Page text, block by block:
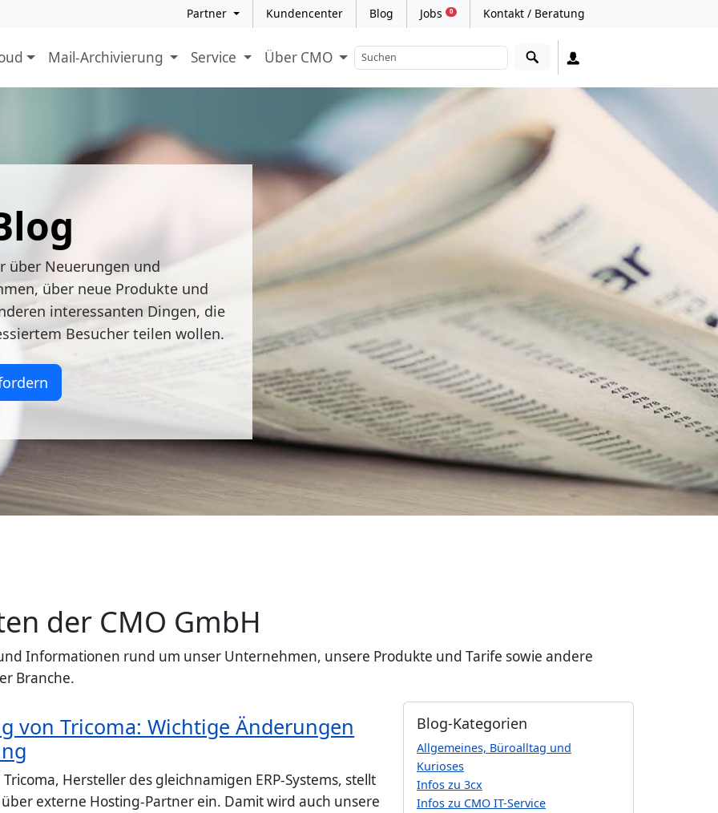
Partner Kundencenter Blog Jobs 0 Kontakt / Beratung
Mail-Archivierung Service Über CMO
über Neuerungen und
über neue Produkte und
interessanten Dingen, die
Besucher teilen wollen.
der CMO GmbH
Informationen rund um unser Unternehmen, unsere Produkte und Tarife sowie andere
Branche.
von Tricoma: Wichtige Änderungen
Hersteller des gleichnamigen ERP-Systems, stellt
externe Hosting-Partner ein. Damit wird auch unsere
Blog-Kategorien
Allgemeines, Büroalltag und
Kurioses
Infos zu 3cx
Infos zu CMO IT-Service